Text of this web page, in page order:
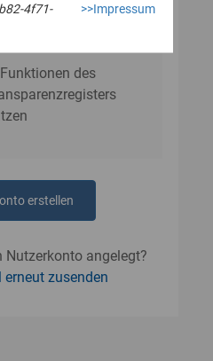
angeben
des
erstellen
Nutzerkonto angelegt?
zusenden
4f71-
>>Impressum